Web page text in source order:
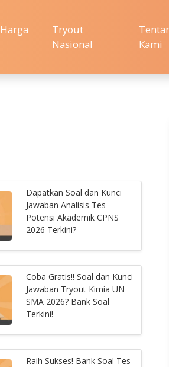
Harga
Tryout
Nasional
Kami
Dapatkan Soal dan Kunci
Jawaban Analisis Tes
Potensi Akademik CPNS
2026 Terkini?
Coba Gratis!! Soal dan Kunci
Jawaban Tryout Kimia UN
SMA 2026? Bank Soal
Terkini!
Raih Sukses! Bank Soal Tes